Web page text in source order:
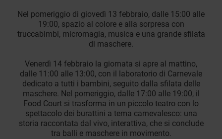
Nel pomeriggio di giovedì 13 febbraio, dalle 15:00 alle
19:00, spazio al colore e alla sorpresa con
truccabimbi, micromagia, musica e una grande sfilata
di maschere.
Venerdì 14 febbraio la giornata si apre al mattino,
dalle 11:00 alle 13:00, con il laboratorio di Carnevale
dedicato a tutti i bambini, seguito dalla sfilata delle
maschere. Nel pomeriggio, dalle 17:00 alle 19:00, il
Food Court si trasforma in un piccolo teatro con lo
spettacolo dei burattini a tema carnevalesco: una
storia raccontata dal vivo, interattiva, che si conclude
tra balli e maschere in movimento.